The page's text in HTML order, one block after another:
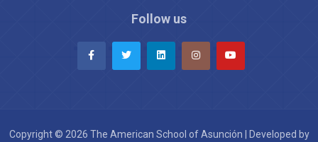
Follow us
Copyright © 2026 The American School of Asunción | Developed by